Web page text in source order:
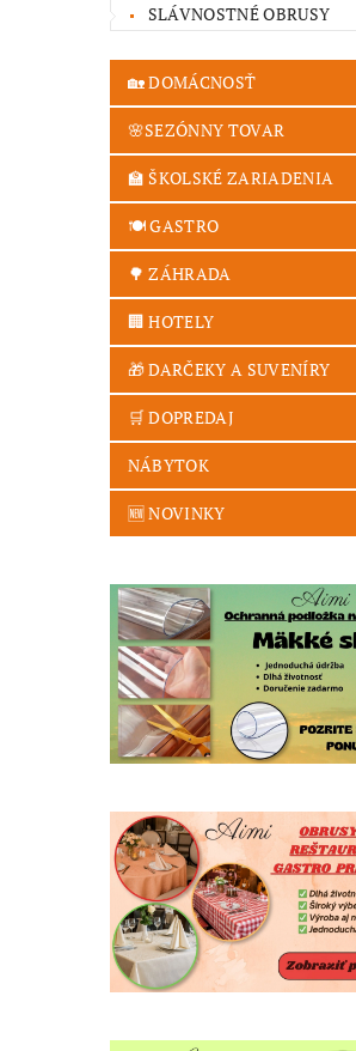
SLÁVNOSTNÉ OBRUSY
🏡 DOMÁCNOSŤ
🌸SEZÓNNY TOVAR
🏫 ŠKOLSKÉ ZARIADENIA
🍽️ GASTRO
🌳 ZÁHRADA
🏢 HOTELY
🎁 DARČEKY A SUVENÍRY
🛒 DOPREDAJ
NÁBYTOK
🆕 NOVINKY